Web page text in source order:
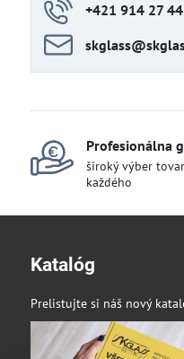
+421 914 27
Profesionálna
široký výber
každého
Katalóg
Prelistujte si náš nový